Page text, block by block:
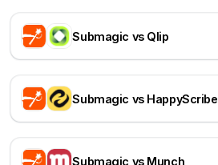
Submagic vs Qlip
Submagic vs HappyScribe
Submagic vs Munch